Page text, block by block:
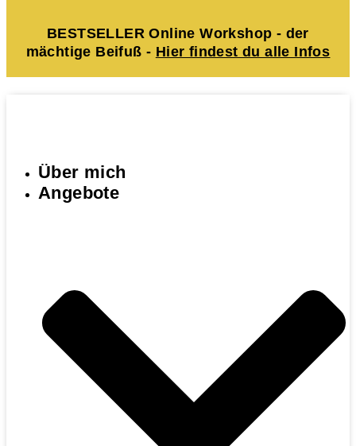
BESTSELLER Online Workshop - der
mächtige Beifuß - Hier findest du alle Infos
Über mich
Angebote